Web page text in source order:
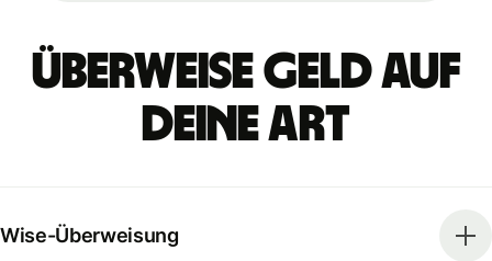
Überweise Geld auf
deine Art
Wise-Überweisung